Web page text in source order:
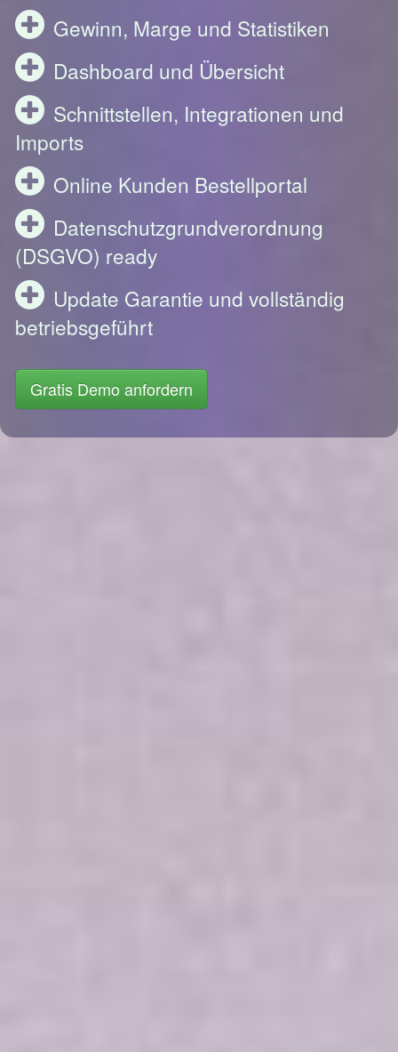
Gewinn, Marge und Statistiken
Dashboard und Übersicht
Schnittstellen, Integrationen und
Imports
Online Kunden Bestellportal
Datenschutzgrundverordnung
(DSGVO) ready
Update Garantie und vollständig
betriebsgeführt
Gratis Demo anfordern